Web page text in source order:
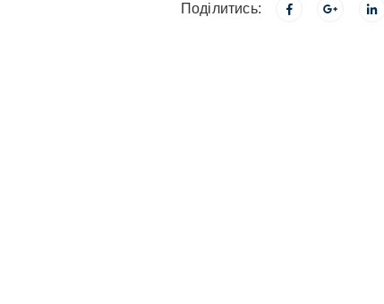
Поділитись: